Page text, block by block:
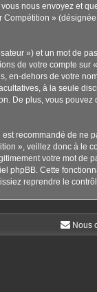
nous envoyez et
»
») et un mot de
de votre compte
dehors de votre
à la seule
De plus, vous
recommandé de ne
», veillez donc à le
votre mot de
phpBB. Cette
reprendre le
Nous